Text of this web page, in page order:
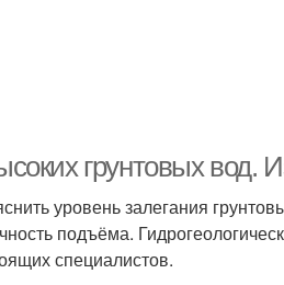
грунтовых вод.
уровень залегания
подъёма.
специалистов.